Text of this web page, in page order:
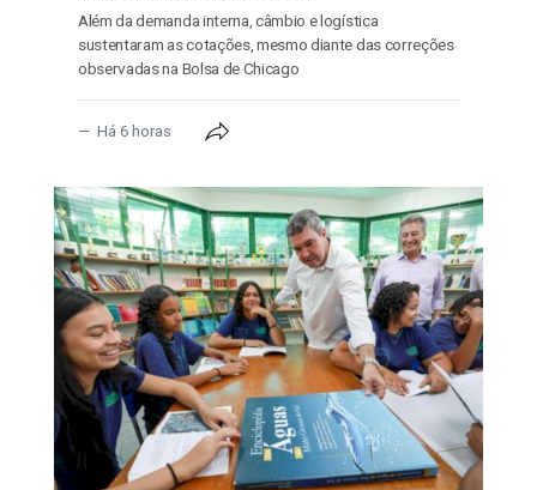
Além da demanda interna, câmbio e logística
sustentaram as cotações, mesmo diante das correções
observadas na Bolsa de Chicago
Há 6 horas